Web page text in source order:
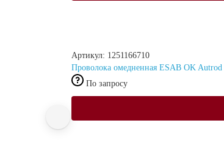
Артикул: 1251166710
Проволока омедненная ESAB OK
По запросу